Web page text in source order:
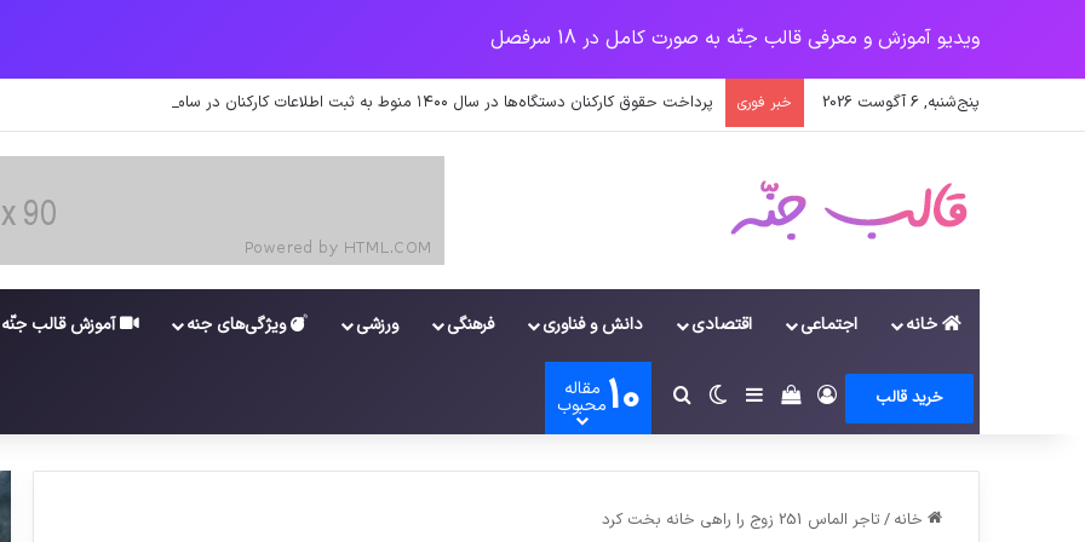
ویدیو آموزش و معرفی قالب جنّه به صورت کامل در 18 سرفصل
پنج‌شنبه, 6 آگوست 2026 خبر فوری پرداخت حقوق کارکنان دستگاه‌ها در سال ۱۴۰۰ منوط به ثبت اطلاعات کارکنان در سامانه شد
خانه اجتماعی اقتصادی دانش و فناوری فرهنگی ورزشی ویژگی‌های جنه آموزش قالب جنّه
خرید قالب وروددیدن سبد خرید
سایدبارتغییر پوسته
جستجو برای
10 مقاله
محبوب
خانه / تاجر الماس 251 زوج را راهی خانه بخت کرد